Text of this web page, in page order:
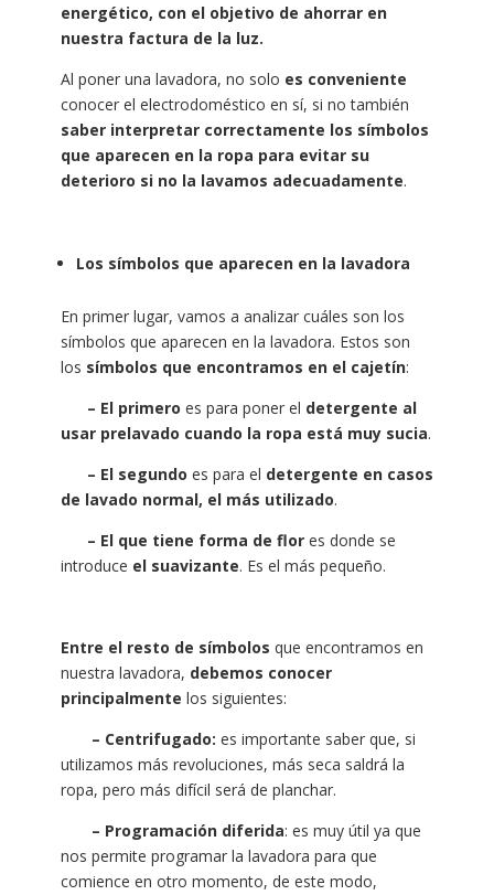
energético, con el objetivo de ahorrar en
nuestra factura de la luz.
Al poner una lavadora, no solo es conveniente
conocer el electrodoméstico en sí, si no también
saber interpretar correctamente los símbolos
que aparecen en la ropa para evitar su
deterioro si no la lavamos adecuadamente.
Los símbolos que aparecen en la lavadora
En primer lugar, vamos a analizar cuáles son los
símbolos que aparecen en la lavadora. Estos son
los símbolos que encontramos en el cajetín:
– El primero es para poner el detergente al
usar prelavado cuando la ropa está muy sucia.
– El segundo es para el detergente en casos
de lavado normal, el más utilizado.
– El que tiene forma de flores donde se
introduce el suavizante. Es el más pequeño.
Entre el resto de símbolos que encontramos en
nuestra lavadora, debemos conocer
principalmente los siguientes:
– Centrifugado: es importante saber que, si
utilizamos más revoluciones, más seca saldrá la
ropa, pero más difícil será de planchar.
– Programación diferida: es muy útil ya que
nos permite programar la lavadora para que
comience en otro momento, de este modo,